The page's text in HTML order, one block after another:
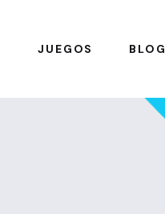
JUEGOS BLOG